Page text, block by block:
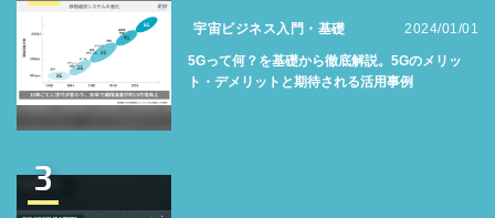
宇宙ビジネス入門・基礎 2024/01/01
5Gって何？を基礎から徹底解説。5Gのメリッ
ト・デメリットと期待される活用事例
3